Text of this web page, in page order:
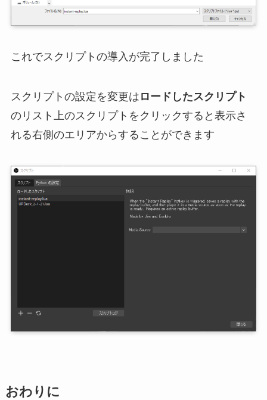
これでスクリプトの導入が完了しました
スクリプトの設定を変更は ロードしたスクリプト
のリスト上のスクリプトをクリックすると表示さ
れる右側のエリアからすることができます
おわりに